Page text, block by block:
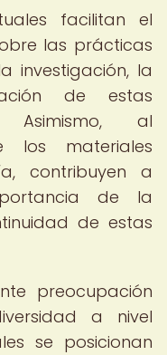
facilitan el
las prácticas
investigación, la
de estas
Asimismo, al
los materiales
contribuyen a
de la
de estas
preocupación
a nivel
se posicionan